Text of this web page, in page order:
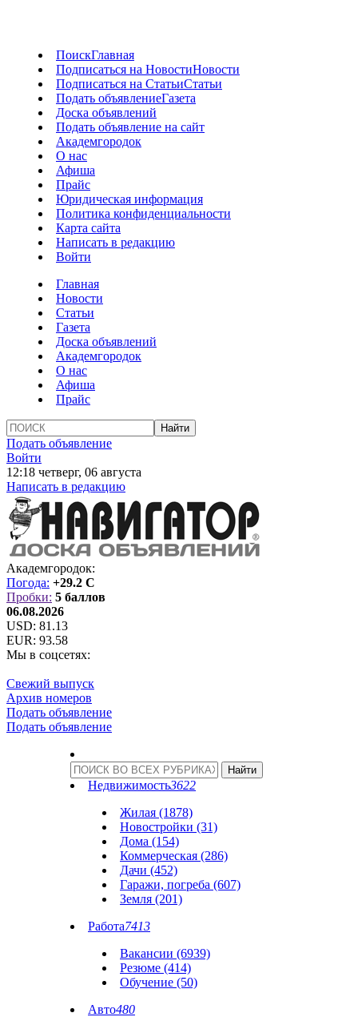
ПоискГлавная
Подписаться на НовостиНовости
Подписаться на СтатьиСтатьи
Подать объявлениеГазета
Доска объявлений
Подать объявление на сайт
Академгородок
О нас
Афиша
Прайс
Юридическая информация
Политика конфиденциальности
Карта сайта
Написать в редакцию
Войти
Главная
Новости
Статьи
Газета
Доска объявлений
Академгородок
О нас
Афиша
Прайс
Подать объявление
Войти
12:18 четверг, 06 августа
Написать в редакцию
Академгородок:
Погода: +29.2 C
Пробки: 5 баллов
06.08.2026
USD: 81.13
EUR: 93.58
Мы в соцсетях:
Свежий выпуск
Архив номеров
Подать объявление
Подать объявление
Недвижимость3622
Жилая (1878)
Новостройки (31)
Дома (154)
Коммерческая (286)
Дачи (452)
Гаражи, погреба (607)
Земля (201)
Работа7413
Вакансии (6939)
Резюме (414)
Обучение (50)
Авто480